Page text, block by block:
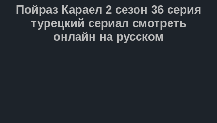
путешествие станет для него
не только проверкой силы
духа, но и свидетельством
настоящего отцовского
мужества.
Пойраз Караел 2 сезон 36 серия
турецкий сериал смотреть
онлайн на русском